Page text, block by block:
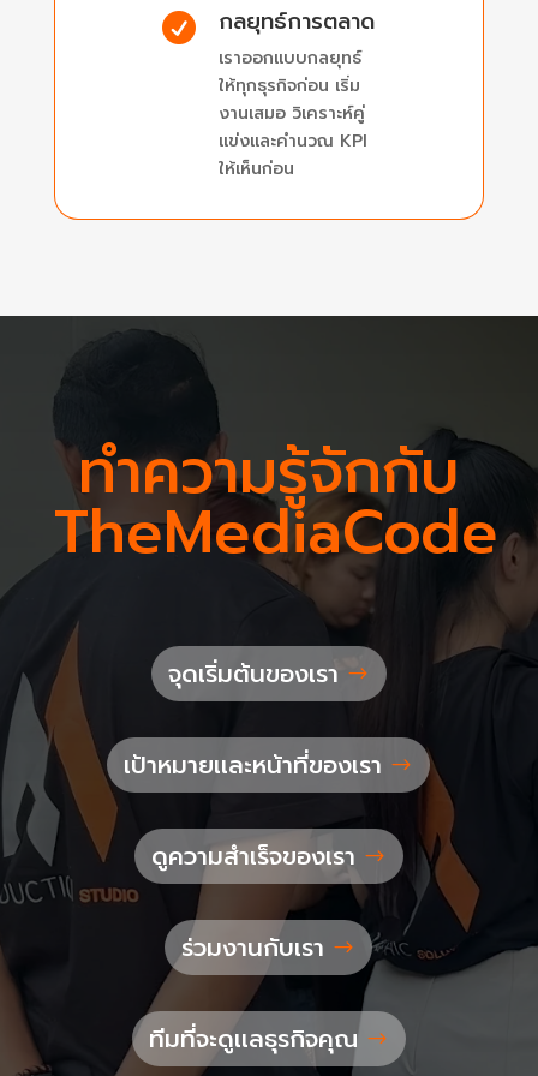
 กลยุทธ์การตลาด
เราออกแบบกลยุทธ์
ให้ทุกธุรกิจก่อน เริ่ม
งานเสมอ วิเคราะห์คู่
แข่งและคำนวณ KPI
ให้เห็นก่อน
ทำความรู้จักกับ
TheMediaCode
จุดเริ่มต้นของเรา
เป้าหมายเเละหน้าที่ของเรา
ดูความสำเร็จของเรา
ร่วมงานกับเรา
ทีมที่จะดูเเลธุรกิจคุณ